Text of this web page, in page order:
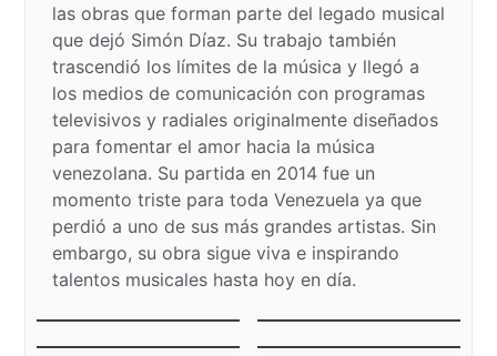
las obras que forman parte del legado musical
que dejó Simón Díaz. Su trabajo también
trascendió los límites de la música y llegó a
los medios de comunicación con programas
televisivos y radiales originalmente diseñados
para fomentar el amor hacia la música
venezolana. Su partida en 2014 fue un
momento triste para toda Venezuela ya que
perdió a uno de sus más grandes artistas. Sin
embargo, su obra sigue viva e inspirando
talentos musicales hasta hoy en día.
Becerrito)
El Niño del Ávila
El Niño Jesús Llanero
Mercedes